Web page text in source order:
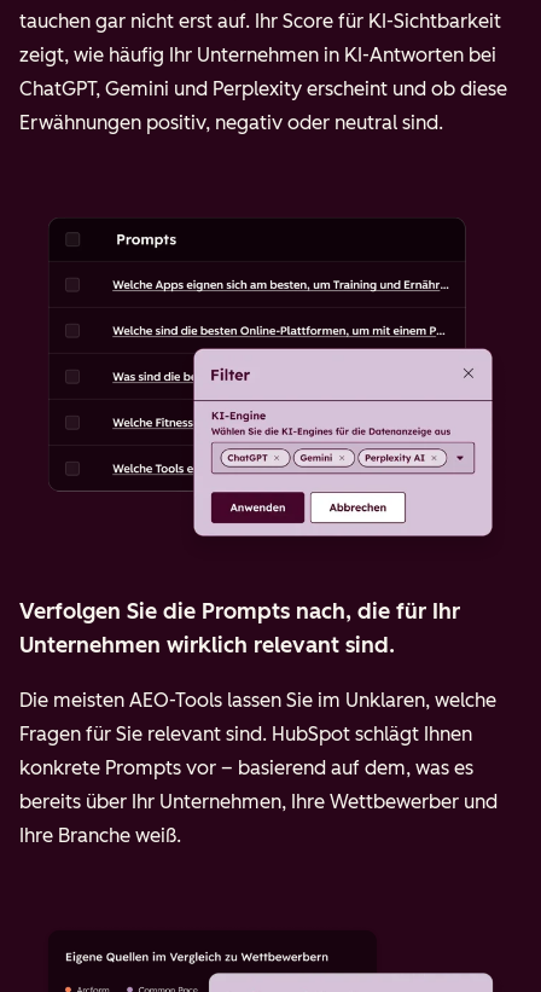
tauchen gar nicht erst auf. Ihr Score für KI-Sichtbarkeit
zeigt, wie häufig Ihr Unternehmen in KI-Antworten bei
ChatGPT, Gemini und Perplexity erscheint und ob diese
Erwähnungen positiv, negativ oder neutral sind.
Verfolgen Sie die Prompts nach, die für Ihr
Unternehmen wirklich relevant sind.
Die meisten AEO-Tools lassen Sie im Unklaren, welche
Fragen für Sie relevant sind. HubSpot schlägt Ihnen
konkrete Prompts vor – basierend auf dem, was es
bereits über Ihr Unternehmen, Ihre Wettbewerber und
Ihre Branche weiß.